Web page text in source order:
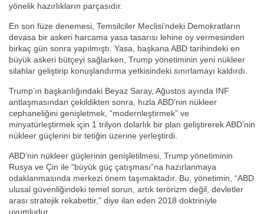
yönelik hazırlıkların parçasıdır.
En son füze denemesi, Temsilciler Meclisi’ndeki Demokratların
devasa bir askeri harcama yasa tasarısı lehine oy vermesinden
birkaç gün sonra yapılmıştı. Yasa, başkana ABD tarihindeki en
büyük askeri bütçeyi sağlarken, Trump yönetiminin yeni nükleer
silahlar geliştirip konuşlandırma yetkisindeki sınırlamayı kaldırdı.
Trump’ın başkanlığındaki Beyaz Saray, Ağustos ayında INF
antlaşmasından çekildikten sonra, hızla ABD’nin nükleer
cephaneliğini genişletmek, “modernleştirmek” ve
minyatürleştirmek için 1 trilyon dolarlık bir plan geliştirerek ABD’nin
nükleer güçlerini bir tetiğin üzerine yerleştirdi.
ABD’nin nükleer güçlerinin genişletilmesi, Trump yönetiminin
Rusya ve Çin ile “büyük güç çatışması”na hazırlanmaya
odaklanmasında merkezi önem taşımaktadır. Bu, yönetimin, “ABD
ulusal güvenliğindeki temel sorun, artık terörizm değil, devletler
arası stratejik rekabettir,” diye ilan eden 2018 doktriniyle
uyumludur.